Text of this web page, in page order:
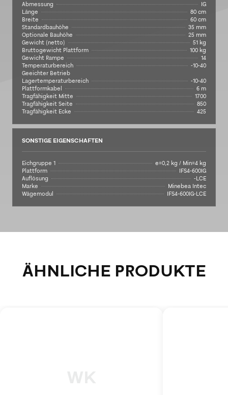
Abmessung
IG
Länge
80 cm
Breite
60 cm
Standardbauhöhe
35 mm
Optionale Bauhöhe
25 mm
Gewicht (netto)
51 kg
Bruttogewicht Plattform
100 kg
Gewicht Rampe
14
Temperaturbereich
Geeichter Betrieb
-10-40
Lagertemperaturbereich
-10-40
Plattformkabel
6 m
Tragfähigkeit Mitte
1700
Tragfähigkeit Seite
850
Tragfähigkeit Ecke
425
SONSTIGE EIGENSCHAFTEN
Eichgruppe 1
e=0,2 kg / Min=4 kg
Plattform
IFS4-600IG
Auflösung
-LCE
Marke
Minebea Intec
Wägemodul
IFS4-600IG-LCE
ÄHNLICHE PRODUKTE